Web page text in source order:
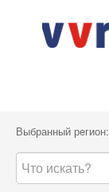
Выбранный регион: